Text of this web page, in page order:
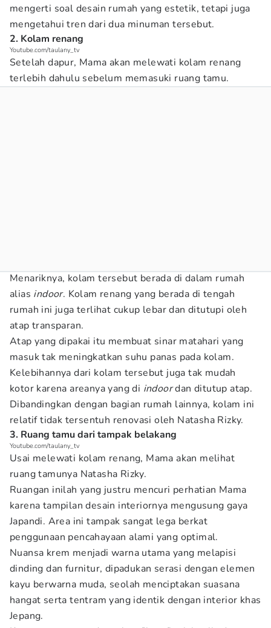
mengerti soal desain rumah yang estetik, tetapi juga
mengetahui tren dari dua minuman tersebut.
2. Kolam renang
Youtube.com/taulany_tv
Setelah dapur, Mama akan melewati kolam renang
terlebih dahulu sebelum memasuki ruang tamu.
Menariknya, kolam tersebut berada di dalam rumah
alias indoor. Kolam renang yang berada di tengah
rumah ini juga terlihat cukup lebar dan ditutupi oleh
atap transparan.
Atap yang dipakai itu membuat sinar matahari yang
masuk tak meningkatkan suhu panas pada kolam.
Kelebihannya dari kolam tersebut juga tak mudah
kotor karena areanya yang di indoordan ditutup atap.
Dibandingkan dengan bagian rumah lainnya, kolam ini
relatif tidak tersentuh renovasi oleh Natasha Rizky.
3. Ruang tamu dari tampak belakang
Youtube.com/taulany_tv
Usai melewati kolam renang, Mama akan melihat
ruang tamunya Natasha Rizky.
Ruangan inilah yang justru mencuri perhatian Mama
karena tampilan desain interiornya mengusung gaya
Japandi. Area ini tampak sangat lega berkat
penggunaan pencahayaan alami yang optimal.
Nuansa krem menjadi warna utama yang melapisi
dinding dan furnitur, dipadukan serasi dengan elemen
kayu berwarna muda, seolah menciptakan suasana
hangat serta tentram yang identik dengan interior khas
Jepang.